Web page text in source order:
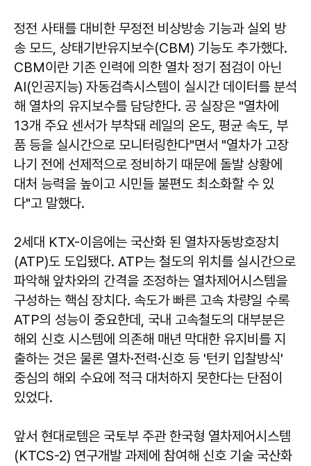
정전 사태를 대비한 무정전 비상방송 기능과 실외 방
송 모드, 상태기반유지보수(CBM) 기능도 추가했다.
CBM이란 기존 인력에 의한 열차 정기 점검이 아닌
AI(인공지능) 자동검측시스템이 실시간 데이터를 분석
해 열차의 유지보수를 담당한다. 공 실장은 "열차에
13개 주요 센서가 부착돼 레일의 온도, 평균 속도, 부
품 등을 실시간으로 모니터링한다"면서 "열차가 고장
나기 전에 선제적으로 정비하기 때문에 돌발 상황에
대처 능력을 높이고 시민들 불편도 최소화할 수 있
다"고 말했다.
2세대 KTX-이음에는 국산화 된 열차자동방호장치
(ATP)도 도입됐다. ATP는 철도의 위치를 실시간으로
파악해 앞차와의 간격을 조정하는 열차제어시스템을
구성하는 핵심 장치다. 속도가 빠른 고속 차량일 수록
ATP의 성능이 중요한데, 국내 고속철도의 대부분은
해외 신호 시스템에 의존해 매년 막대한 유지비를 지
출하는 것은 물론 열차·전력·신호 등 '턴키 입찰방식'
중심의 해외 수요에 적극 대처하지 못한다는 단점이
있었다.
앞서 현대로템은 국토부 주관 한국형 열차제어시스템
(KTCS-2) 연구개발 과제에 참여해 신호 기술 국산화